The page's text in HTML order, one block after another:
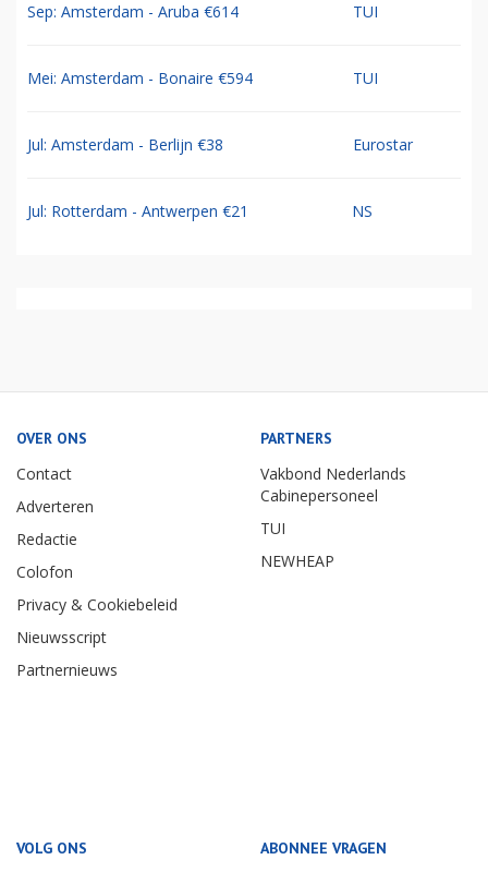
Sep: Amsterdam - Aruba €614 TUI
Mei: Amsterdam - Bonaire €594 TUI
Jul: Amsterdam - Berlijn €38 Eurostar
Jul: Rotterdam - Antwerpen €21 NS
OVER ONS
Contact
Adverteren
Redactie
Colofon
Privacy & Cookiebeleid
Nieuwsscript
Partnernieuws
PARTNERS
Vakbond Nederlands
Cabinepersoneel
TUI
NEWHEAP
VOLG ONS ABONNEE VRAGEN